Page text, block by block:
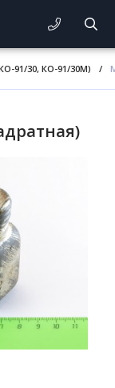
91/30, КО-91/30М) /